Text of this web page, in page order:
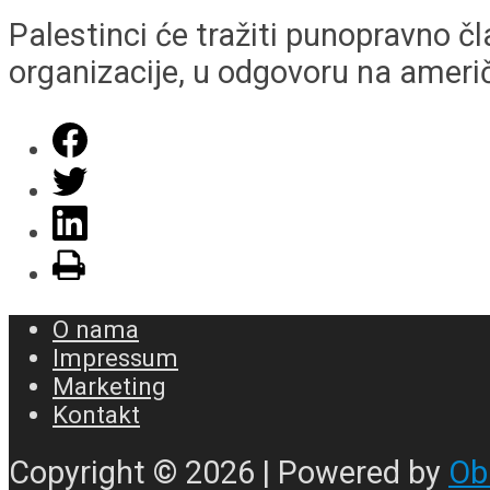
Palestinci će tražiti punopravno
organizacije, u odgovoru na
O nama
Impressum
Marketing
Kontakt
Copyright © 2026 | Powered by